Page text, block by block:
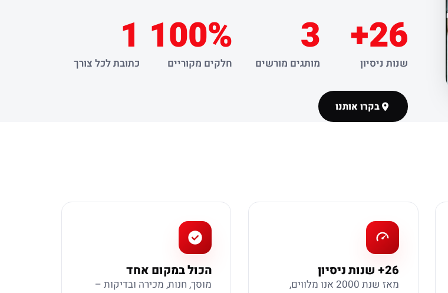
26+
שנות ניסיון
3
מותגים מורשים
100%
חלקים מקוריים
1
כתובת לכל צורך
בקרו אותנו
26+ שנות ניסיון
מאז שנת 2000 אנו מלווים,
הכול במקום אחד
מוסך, חנות, מכירה ובדיקות –